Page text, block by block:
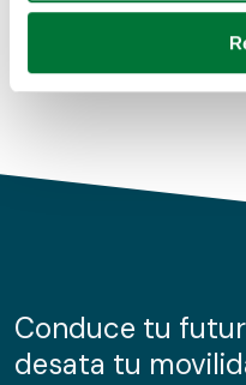
para buscar
Obtenga más
de cookies.
información sobre el uso
nuestros partners de
Conduce tu
desata tu